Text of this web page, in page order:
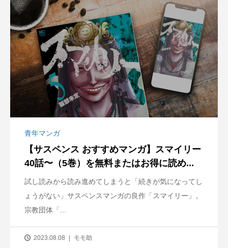
青年マンガ
【サスペンス おすすめマンガ】スマイリー
40話〜（5巻）を無料またはお得に読め...
試し読みから読み進めてしまうと「続きが気になってし
ょうがない」サスペンスマンガの良作「スマイリー」。
宗教団体「...
2023.08.08 モモ助